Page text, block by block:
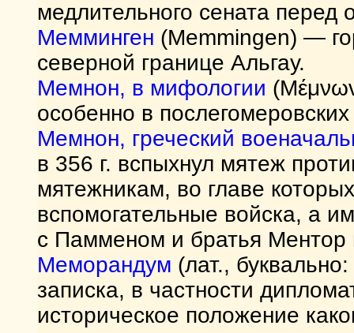
медлительного сената
Мемминген (Memmingen) —
северной границе Альгау.
Мемнон, в мифологии
особенно в
Мемнон, греческий
в 356 г. вспыхнул мятеж
мятежникам, во главе
вспомогательные войска, а
с Памменом и братья
Меморандум (лат.,
записка, в частности
историческое положение